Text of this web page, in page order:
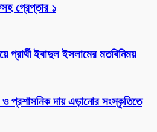
গ্রেপ্তার ১
প্রার্থী ইবাদুল ইসলামের মতবিনিময়
প্রশাসনিক দায় এড়ানোর সংস্কৃতিতে